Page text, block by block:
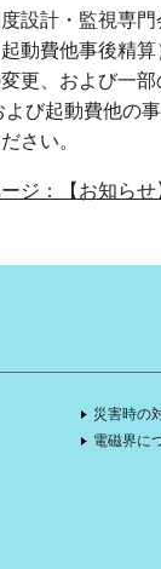
設計・監視専
動費他事後精
更、および一
び起動費他の
さい。
ジ：【お知ら
災害時の
電磁界に